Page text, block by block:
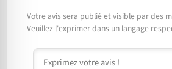
Votre avis sera publié et visible par des
Veuillez l'exprimer dans un langage
Commentaire